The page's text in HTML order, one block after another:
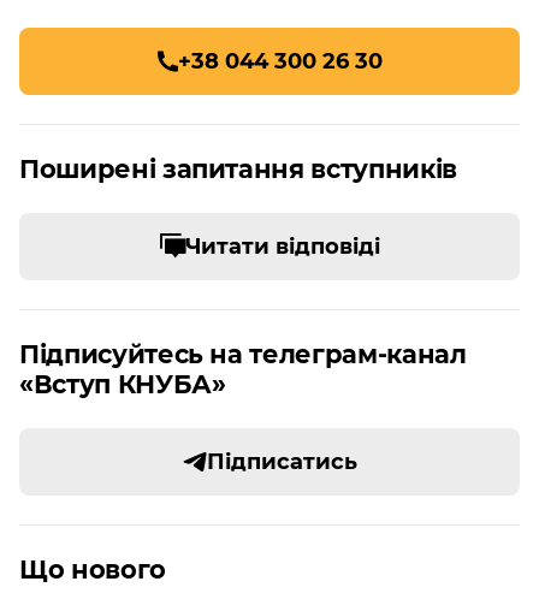
+38 044 300 26 30
Поширені запитання вступників
Читати відповіді
Підписуйтесь на телеграм-канал
«Вступ КНУБА»
Підписатись
Що нового